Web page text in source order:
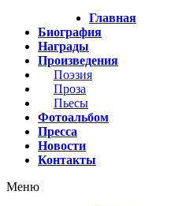
Главная
Биография
Награды
Произведения
Поэзия
Проза
Пьесы
Фотоальбом
Пресса
Новости
Контакты
Меню